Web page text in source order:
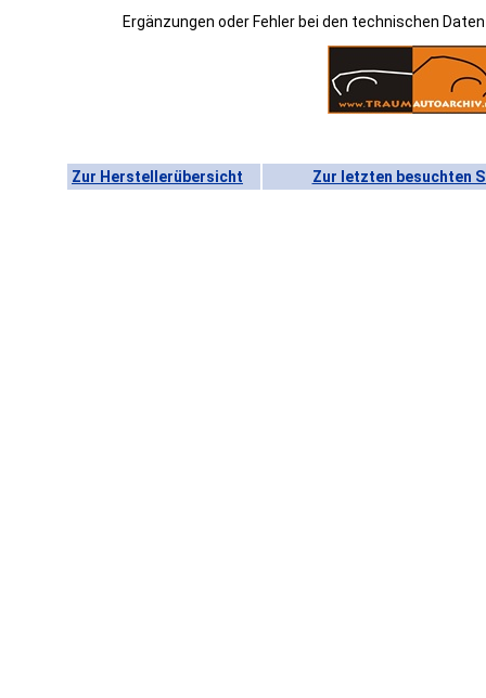
Ergänzungen oder Fehler bei den technischen
Zur Herstellerübersicht Zur letzten besuchten